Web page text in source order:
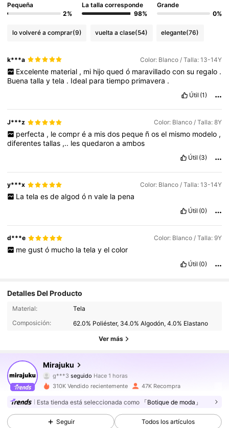
Pequeña
2%
La talla corresponde
98%
Grande
0%
lo volveré a comprar(9) vuelta a clase(54) elegante(76)
k***a Color: Blanco / Talla: 13-14Y
Excelente material , mi hijo qued ó maravillado con su regalo .
Buenatallaytela . Ideal paratiempo primavera .
Útil (1)
J***z Color: Blanco / Talla: 8Y
perfecta , le compr é a mis dos peque ñ os el mismo modelo ,
diferentestallas ,.. lesquedaronaambos
Útil (3)
y***x Color: Blanco / Talla: 13-14Y
La tela es de algod ó n vale la pena
Útil (0)
d***e Color: Blanco / Talla: 9Y
me gust ó mucho la tela y el color
Útil (0)
Detalles Del Producto
Material:
Tela
Composición:
62.0% Poliéster, 34.0% Algodón, 4.0% Elastano
Ver más
Mirajuku
g***3 seguido Hace 1 horas
23K Seguidores
4,85 23K Seguidores
310K Vendido recientemente 47K Recompra
Esta tienda está seleccionada como 「Botique de moda」
Seguir Todos los artículos